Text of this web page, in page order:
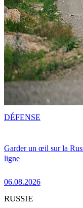
Garder un œil sur la
ligne
06.08.2026
DÉFENSE
RUSSIE